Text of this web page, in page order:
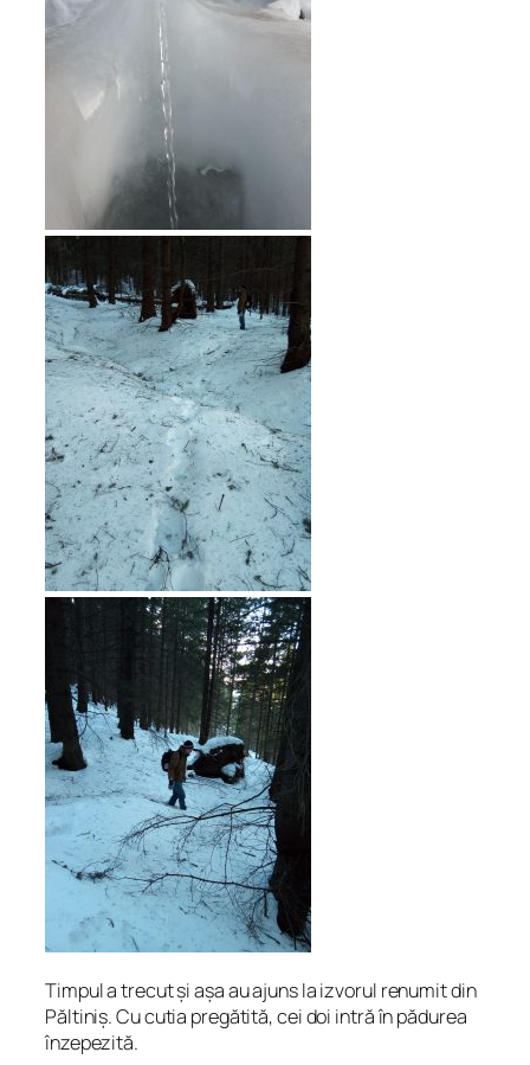
Timpul a trecut și așa au ajuns la izvorul renumit din
Păltiniș. Cu cutia pregătită, cei doi intră în pădurea
înzepezită.